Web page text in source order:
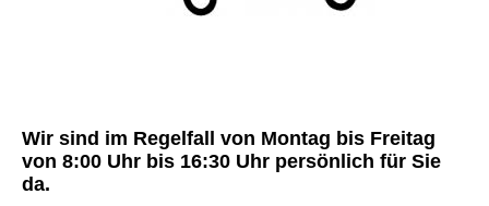
Wir sind im Regelfall von Montag bis Freitag
von 8:00 Uhr bis 16:30 Uhr persönlich für Sie
da.